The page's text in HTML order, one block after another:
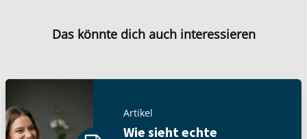
Das könnte dich auch interessieren
Artikel
Wie sieht echte